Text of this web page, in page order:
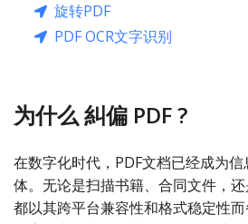
旋转PDF
PDF OCR文字识别
为什么 糾偏 PDF ?
在数字化时代，PDF文档已经成为
体。无论是扫描书籍、合同文件，
都以其跨平台兼容性和格式稳定性